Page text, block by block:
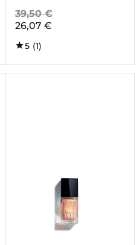
39,50 €
26,07 €
5 (1)